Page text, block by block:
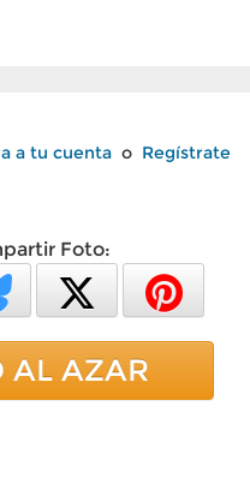
a tu cuenta o Regístrate
Foto:
AL AZAR